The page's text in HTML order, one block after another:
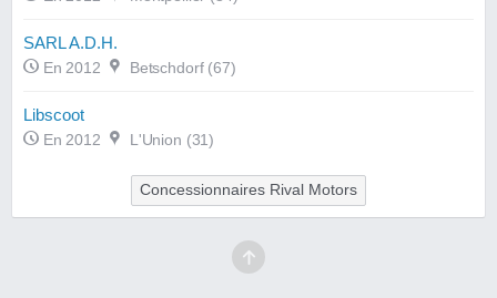
SARL A.D.H.
En 2012 Betschdorf (67)
Libscoot
En 2012 L'Union (31)
Concessionnaires Rival Motors